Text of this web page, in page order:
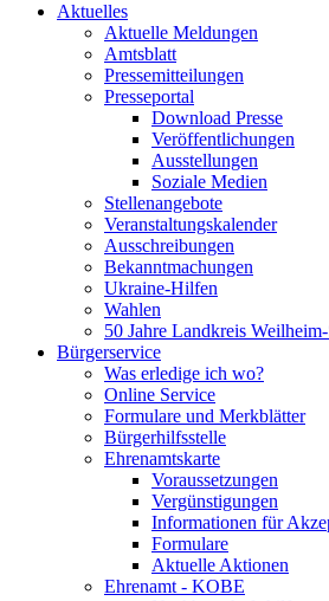
Aktuelles
Aktuelle Meldungen
Amtsblatt
Pressemitteilungen
Presseportal
Download Presse
Veröffentlichungen
Ausstellungen
Soziale Medien
Stellenangebote
Veranstaltungskalender
Ausschreibungen
Bekanntmachungen
Ukraine-Hilfen
Wahlen
50 Jahre Landkreis
Bürgerservice
Was erledige ich wo?
Online Service
Formulare und Merkblätter
Bürgerhilfsstelle
Ehrenamtskarte
Voraussetzungen
Vergünstigungen
Informationen für
Formulare
Aktuelle Aktionen
Ehrenamt - KOBE